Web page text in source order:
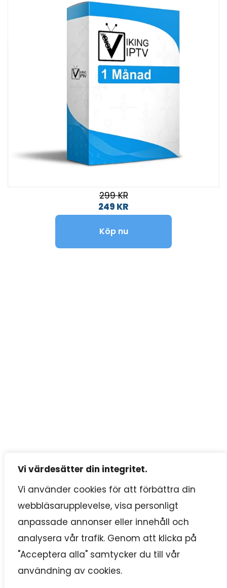
Vi värdesätter din integritet.
Vi använder cookies för att förbättra din
webbläsarupplevelse, visa personligt
anpassade annonser eller innehåll och
analysera vår trafik. Genom att klicka på
"Acceptera alla" samtycker du till vår
användning av cookies.
299 KR
249 KR
Köp nu